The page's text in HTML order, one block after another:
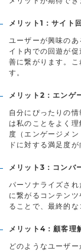
メリット1：サイト
ユーザーが興味の
イト内での回遊が
善に繋がります。
す。
メリット2：エンゲ
自分にぴったりの
は私のことをよく
度（エンゲージメ
ドに対する満足度が
メリット3：コンバ
パーソナライズさ
に繋がるコンテン
ることで、最終的な
メリット4：顧客理
どのようなユーザ